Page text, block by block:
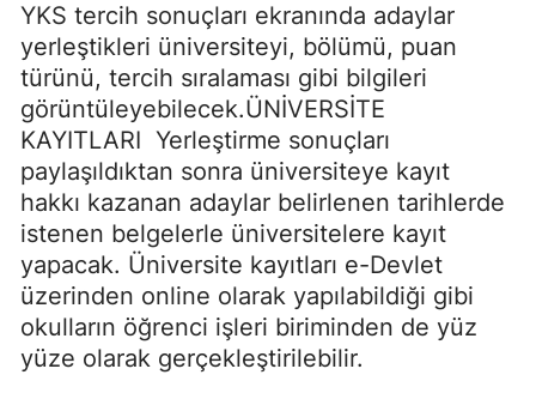
YKS tercih sonuçları ekranında adaylar
yerleştikleri üniversiteyi, bölümü, puan
türünü, tercih sıralaması gibi bilgileri
görüntüleyebilecek.ÜNİVERSİTE
KAYITLARI Yerleştirme sonuçları
paylaşıldıktan sonra üniversiteye kayıt
hakkı kazanan adaylar belirlenen tarihlerde
istenen belgelerle üniversitelere kayıt
yapacak. Üniversite kayıtları e-Devlet
üzerinden online olarak yapılabildiği gibi
okulların öğrenci işleri biriminden de yüz
yüze olarak gerçekleştirilebilir.